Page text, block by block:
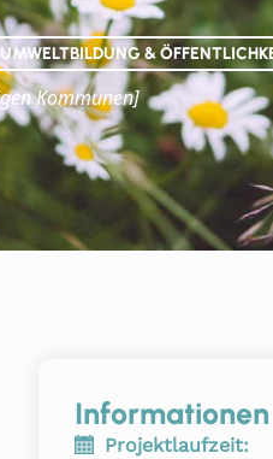
UMWELTBILDUNG &
Kommunen]
Informationen
Projektlaufzeit: